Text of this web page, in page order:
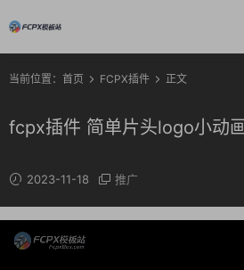
当前位置： 首页 FCPX插件 正文
fcpx插件 简单片头logo小动
2023-11-18 推广